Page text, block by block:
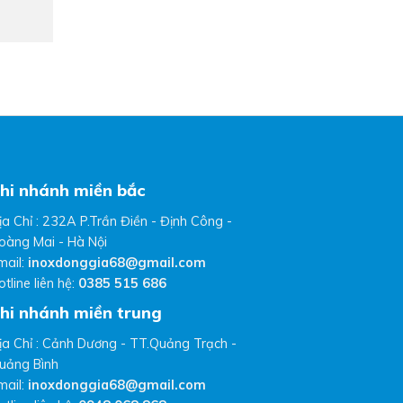
nhánh miền bắc
Chỉ : 232A P.Trần Điền - Định Công -
Mai - Hà Nội
inoxdonggia68@gmail.com
liên hệ: 0385 515 686
nhánh miền trung
Chỉ : Cảnh Dương - TT.Quảng Trạch -
Bình
inoxdonggia68@gmail.com